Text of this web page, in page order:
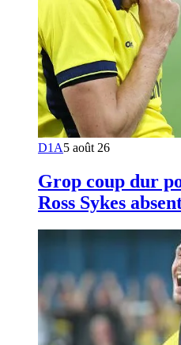
D1A5 août 26
Grop coup dur
Ross Sykes